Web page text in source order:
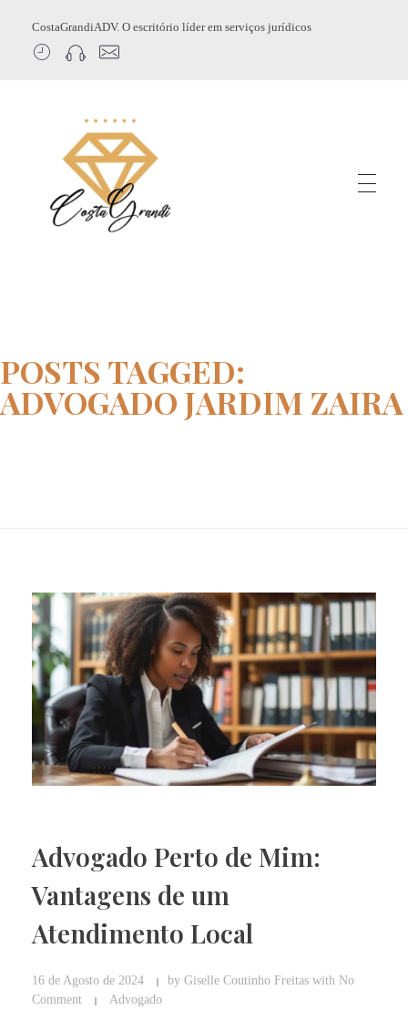
CostaGrandiADV. O escritório líder em serviços jurídicos
POSTS TAGGED:
ADVOGADO JARDIM ZAIRA
Advogado Perto de Mim:
Vantagens de um
Atendimento Local
16 de Agosto de 2024 by Giselle Coutinho Freitas with No
Comment
Advogado